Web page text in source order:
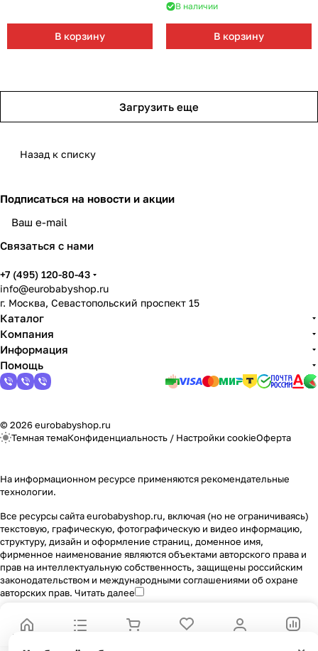
В корзину
В наличии
В корзину
Загрузить еще
Назад к списку
Подписаться на новости и акции
Связаться с нами
+7 (495) 120-80-43
info@eurobabyshop.ru
г. Москва, Севастопольский проспект 15
Каталог
Компания
Информация
Помощь
© 2026 eurobabyshop.ru
Темная темаКонфиденциальность / Настройки cookieОферта
На информационном ресурсе применяются рекомендательные
технологии.
Все ресурсы сайта eurobabyshop.ru, включая (но не ограничиваясь)
текстовую, графическую, фотографическую и видео информацию,
структуру, дизайн и оформление страниц, доменное имя,
фирменное наименование являются объектами авторского права и
прав на интеллектуальную собственность, защищены российским
законодательством и международными соглашениями об охране
авторских прав. Читать далее
Главная